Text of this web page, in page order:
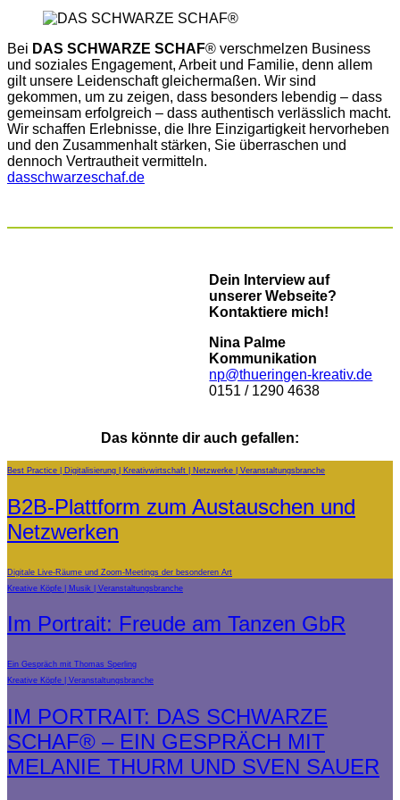
Bei DAS SCHWARZE SCHAF® verschmelzen Business
und soziales Engagement, Arbeit und Familie, denn allem
gilt unsere Leidenschaft gleichermaßen. Wir sind
gekommen, um zu zeigen, dass besonders lebendig – dass
gemeinsam erfolgreich – dass authentisch verlässlich macht.
Wir schaffen Erlebnisse, die Ihre Einzigartigkeit hervorheben
und den Zusammenhalt stärken, Sie überraschen und
dennoch Vertrautheit vermitteln.
dasschwarzeschaf.de
Dein Interview auf
unserer Webseite?
Kontaktiere mich!
Nina Palme
Kommunikation
np@thueringen-kreativ.de
0151 / 1290 4638
Das könnte dir auch gefallen:
Best Practice Digitalisierung Kreativwirtschaft Netzwerke Veranstaltungsbranche
B2B-Plattform zum Austauschen und
Netzwerken
Digitale Live-Räume und Zoom-Meetings der besonderen Art
Kreative Köpfe
Musik Veranstaltungsbranche
Im Portrait: Freude am Tanzen GbR
Ein Gespräch mit Thomas Sperling
Kreative Köpfe
Veranstaltungsbranche
IM PORTRAIT: DAS SCHWARZE
SCHAF® – EIN GESPRÄCH MIT
MELANIE THURM UND SVEN SAUER